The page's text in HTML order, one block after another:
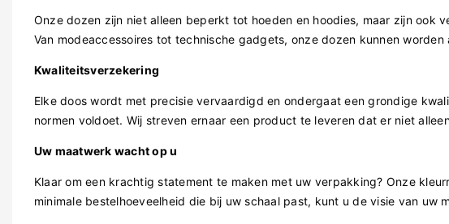
Onze dozen zijn niet alleen beperkt tot hoeden en hoodies, maar zijn ook
Van modeaccessoires tot technische gadgets, onze dozen kunnen
Kwaliteitsverzekering
Elke doos wordt met precisie vervaardigd en ondergaat een grondige
normen voldoet. Wij streven ernaar een product te leveren dat er niet
Uw maatwerk wacht op u
Klaar om een ​​krachtig statement te maken met uw verpakking? Onze
minimale bestelhoeveelheid die bij uw schaal past, kunt u de visie van uw